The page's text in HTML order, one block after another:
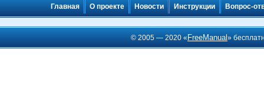
Главная О проекте Новости Инструкции Вопрос-
© 2005 — 2020 « FreeManual»